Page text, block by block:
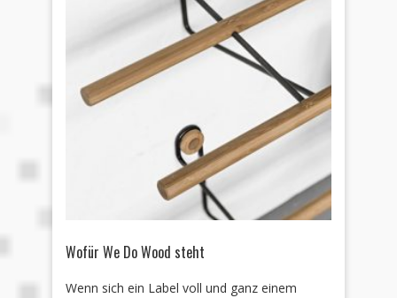
Wofür We Do Wood steht
Wenn sich ein Label voll und ganz einem